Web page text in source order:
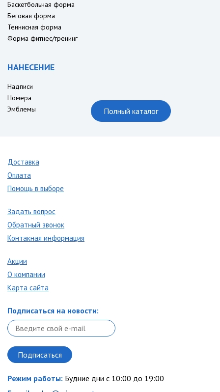
Баскетбольная форма
Беговая форма
Теннисная форма
Форма фитнес/тренинг
НАНЕСЕНИЕ
Надписи
Номера
Эмблемы
Полный каталог
Доставка
Оплата
Помощь в выборе
Задать вопрос
Обратный звонок
Контакная информация
Акции
О компании
Карта сайта
Подписаться на новости:
Режим работы: Будние дни с 10:00 до 19:00